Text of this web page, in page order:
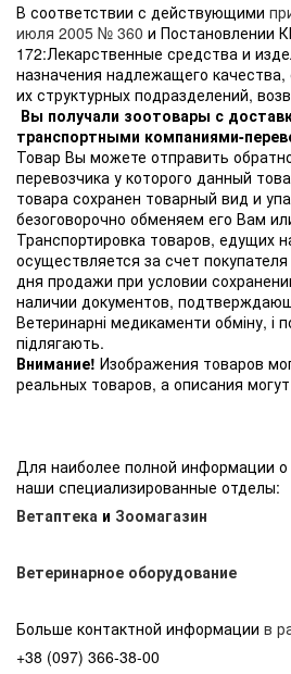
В соответствии с действующими
июля 2005 № 360 и Постановлении
172:Лекарственные средства и
назначения надлежащего
их структурных подразделений,
Вы получали зоотовары с
транспортными компаниями-
Товар Вы можете отправить
перевозчика у которого данный
товара сохранен товарный вид и
безоговорочно обменяем его Вам
Транспортировка товаров, едущих
осуществляется за счет
дня продажи при условии
наличии документов,
Ветеринарні медикаменти обміну, і
підлягають.
Внимание! Изображения товаров
реальных товаров, а описания
Для наиболее полной информации
наши специализированные отделы:
Ветаптека и Зоомагазин
Ветеринарное оборудование
Больше контактной информации в
+38 (097) 366-38-00